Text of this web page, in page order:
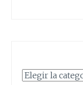
Categorías